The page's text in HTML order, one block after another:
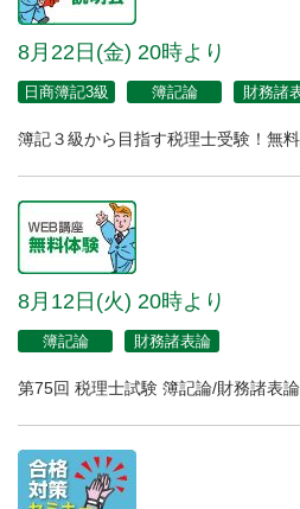
8月22日(金) 20時より
日商簿記3級 簿記論 財務諸
簿記３級から目指す税理士受験！無
8月12日(火) 20時より
簿記論 財務諸表論
第75回 税理士試験 簿記論/財務諸表